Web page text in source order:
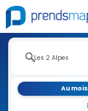
Au mois